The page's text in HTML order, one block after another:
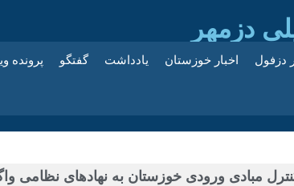
دزمهر
دزفول اخبار خوزستان یادداشت گفتگو پرونده
مبادی ورودی خوزستان به نهادهای نظامی